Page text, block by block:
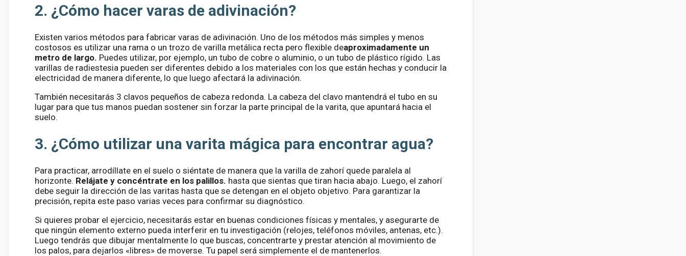
2. ¿Cómo hacer varas de adivinación?
Existen varios métodos para fabricar varas de adivinación. Uno de los métodos más simples y menos
costosos es utilizar una rama o un trozo de varilla metálica recta pero flexible deaproximadamente un
metro de largo. Puedes utilizar, por ejemplo, un tubo de cobre o aluminio, o un tubo de plástico rígido. Las
varillas de radiestesia pueden ser diferentes debido a los materiales con los que están hechas y conducir la
electricidad de manera diferente, lo que luego afectará la adivinación.
También necesitarás 3 clavos pequeños de cabeza redonda. La cabeza del clavo mantendrá el tubo en su
lugar para que tus manos puedan sostener sin forzar la parte principal de la varita, que apuntará hacia el
suelo.
3. ¿Cómo utilizar una varita mágica para encontrar agua?
Para practicar, arrodíllate en el suelo o siéntate de manera que la varilla de zahorí quede paralela al
horizonte. Relájate y concéntrate en los palillos. hasta que sientas que tiran hacia abajo. Luego, el zahorí
debe seguir la dirección de las varitas hasta que se detengan en el objeto objetivo. Para garantizar la
precisión, repita este paso varias veces para confirmar su diagnóstico.
Si quieres probar el ejercicio, necesitarás estar en buenas condiciones físicas y mentales, y asegurarte de
que ningún elemento externo pueda interferir en tu investigación (relojes, teléfonos móviles, antenas, etc.).
Luego tendrás que dibujar mentalmente lo que buscas, concentrarte y prestar atención al movimiento de
los palos, para dejarlos «libres» de moverse. Tu papel será simplemente el de mantenerlos.